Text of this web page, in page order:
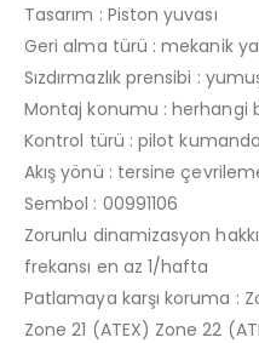
Tasarım : Piston yuvası
Geri alma türü : mekanik
Sızdırmazlık prensibi :
Montaj konumu : herhangi
Kontrol türü : pilot
Akış yönü : tersine
Sembol : 00991106
Zorunlu dinamizasyon
frekansı en az 1/hafta
Patlamaya karşı koruma :
Zone 21 (ATEX) Zone 22